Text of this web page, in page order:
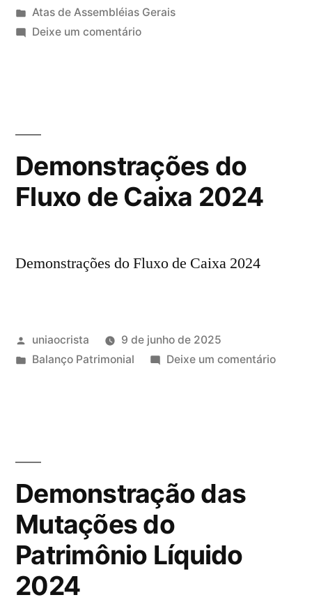
Atas de Assembléias Gerais
Deixe um comentário
Demonstrações do
Fluxo de Caixa 2024
Demonstrações do Fluxo de Caixa 2024
uniaocrista
9 de junho de 2025
Balanço Patrimonial
Deixe um comentário
Demonstração das
Mutações do
Patrimônio Líquido
2024